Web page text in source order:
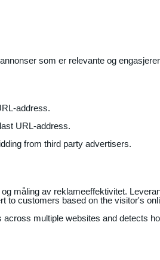
som er relevante og
address.
URL-address.
from third party advertisers.
måling av reklameeffektivitet.
to customers based on the visitor's
multiple websites and detects